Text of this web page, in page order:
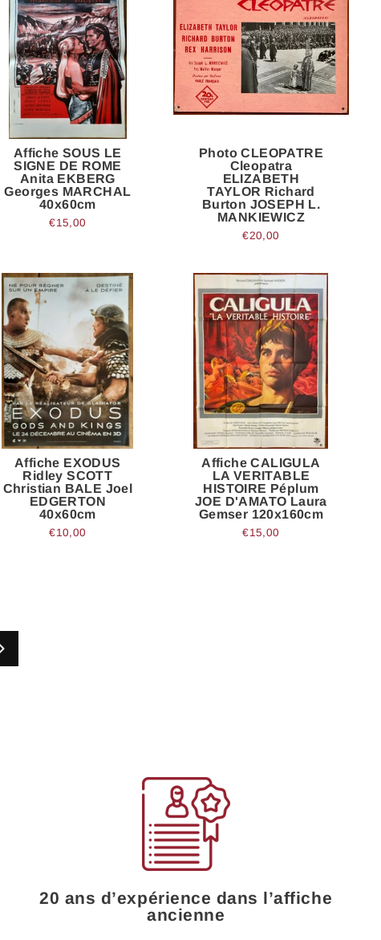
Affiche SOUS LE
SIGNE DE ROME
Anita EKBERG
Georges MARCHAL
40x60cm
€15,00
Photo CLEOPATRE
Cleopatra
ELIZABETH
TAYLOR Richard
Burton JOSEPH L.
MANKIEWICZ
€20,00
Affiche EXODUS
Ridley SCOTT
Christian BALE Joel
EDGERTON
40x60cm
€10,00
Affiche CALIGULA
LA VERITABLE
HISTOIRE Péplum
JOE D'AMATO Laura
Gemser 120x160cm
€15,00
Suivant
20 ans d’expérience dans l’affiche
ancienne